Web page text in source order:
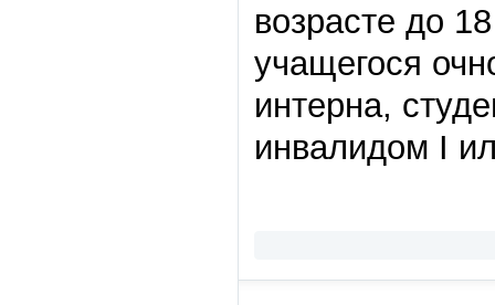
возрасте до
учащегося
интерна,
инвалидом I